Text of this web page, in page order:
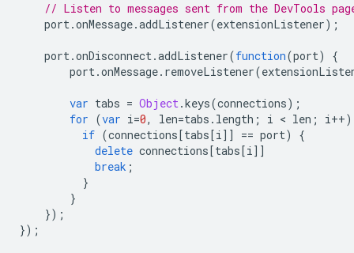
// Listen to messages sent from the DevTools
port.onMessage.addListener(extensionListener);
port.onDisconnect.addListener(function(port)
{
port.onMessage. removeListener(
var tabs = Object.keys(connections);
for (var i=0, len=tabs . length ; i < len ; i++)
if (connections [tabs [i]] == port)
{
delete connections [tabs [i]]
break ;
}
}
});
});